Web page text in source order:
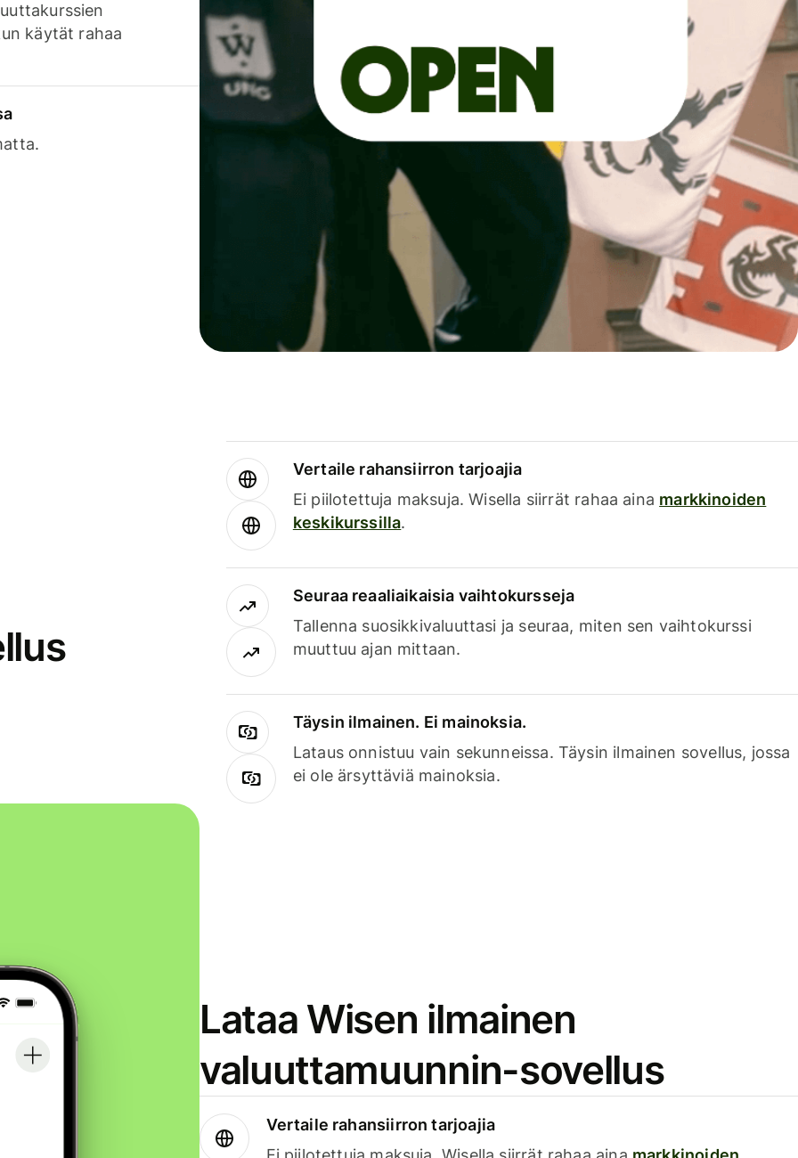
käytät rahaa
Vertaile rahansiirron tarjoajia
Ei piilotettuja maksuja. Wisella siirrät rahaa aina markkinoiden
keskikurssilla.
Seuraa reaaliaikaisia vaihtokursseja
Tallenna suosikkivaluuttasi ja seuraa, miten sen vaihtokurssi
muuttuu ajan mittaan.
Täysin ilmainen. Ei mainoksia.
Lataus onnistuu vain sekunneissa. Täysin ilmainen sovellus, jossa
ei ole ärsyttäviä mainoksia.
Lataa Wisen ilmainen
valuuttamuunnin-sovellus
Vertaile rahansiirron tarjoajia